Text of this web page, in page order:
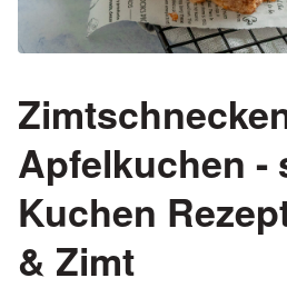
Apfelkuchen -
Kuchen
& Zimt